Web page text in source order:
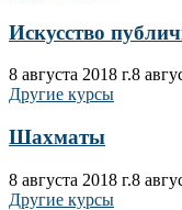
Искусство
8 августа 2018 г.8
Другие курсы
Шахматы
8 августа 2018 г.8
Другие курсы